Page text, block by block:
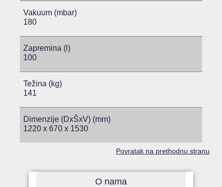
Vakuum (mbar)
180
Zapremina (l)
100
Težina (kg)
141
Dimenzije (DxŠxV) (mm)
1220 x 670 x 1530
Povratak na prethodnu stranu
O nama